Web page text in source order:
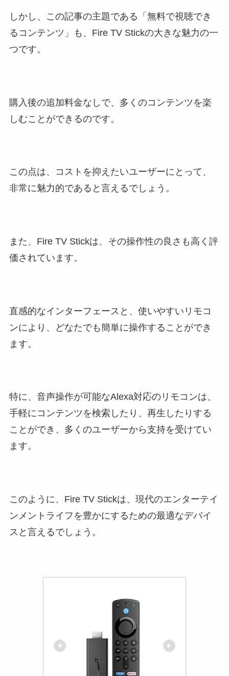
しかし、この記事の主題である「無料で視聴でき
るコンテンツ」も、Fire TV Stickの大きな魅力の一
つです。
購入後の追加料金なしで、多くのコンテンツを楽
しむことができるのです。
この点は、コストを抑えたいユーザーにとって、
非常に魅力的であると言えるでしょう。
また、Fire TV Stickは、その操作性の良さも高く評
価されています。
直感的なインターフェースと、使いやすいリモコ
ンにより、どなたでも簡単に操作することができ
ます。
特に、音声操作が可能なAlexa対応のリモコンは、
手軽にコンテンツを検索したり、再生したりする
ことができ、多くのユーザーから支持を受けてい
ます。
このように、Fire TV Stickは、現代のエンターテイ
ンメントライフを豊かにするための最適なデバイ
スと言えるでしょう。